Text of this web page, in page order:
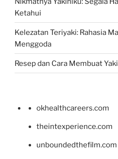
Ketahui
Kelezatan Teriyaki: Rahasia
Menggoda
Resep dan Cara Membuat
okhealthcareers.com
theintexperience.com
unboundedthefilm.com